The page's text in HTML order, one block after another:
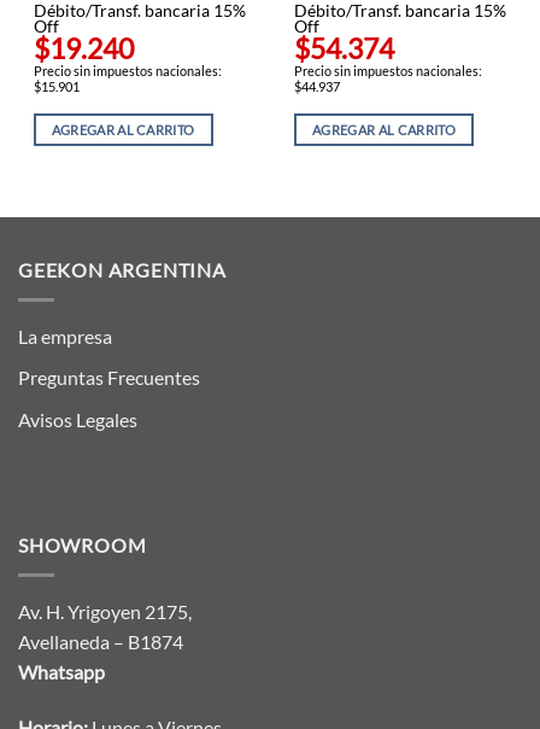
Débito/Transf. bancaria 15%
Off
$19.240
Precio sin impuestos nacionales:
$15.901
AGREGAR AL CARRITO
Débito/Transf. bancaria 15%
Off
$54.374
Precio sin impuestos nacionales:
$44.937
AGREGAR AL CARRITO
GEEKON ARGENTINA
La empresa
Preguntas Frecuentes
Avisos Legales
SHOWROOM
Av. H. Yrigoyen 2175,
Avellaneda – B1874
Whatsapp